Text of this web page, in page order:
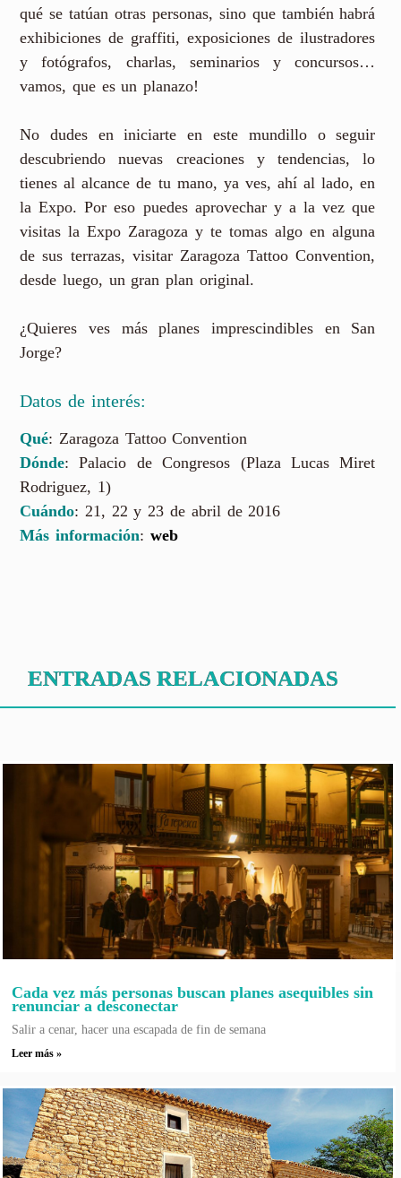
qué se tatúan otras personas, sino que también habrá
exhibiciones de graffiti, exposiciones de ilustradores
y fotógrafos, charlas, seminarios y concursos…
vamos, que es un planazo!
No dudes en iniciarte en este mundillo o seguir
descubriendo nuevas creaciones y tendencias, lo
tienes al alcance de tu mano, ya ves, ahí al lado, en
la Expo. Por eso puedes aprovechar y a la vez que
visitas la Expo Zaragoza y te tomas algo en alguna
de sus terrazas, visitar Zaragoza Tattoo Convention,
desde luego, un gran plan original.
¿Quieres ves más planes imprescindibles en San
Jorge?
Datos de interés:
Qué: Zaragoza Tattoo Convention
Dónde: Palacio de Congresos (Plaza Lucas Miret
Rodriguez, 1)
Cuándo: 21, 22 y 23 de abril de 2016
Más información: web
ENTRADAS RELACIONADAS
Cada vez más personas buscan planes asequibles sin
renunciar a desconectar
Salir a cenar, hacer una escapada de fin de semana
Leer más »